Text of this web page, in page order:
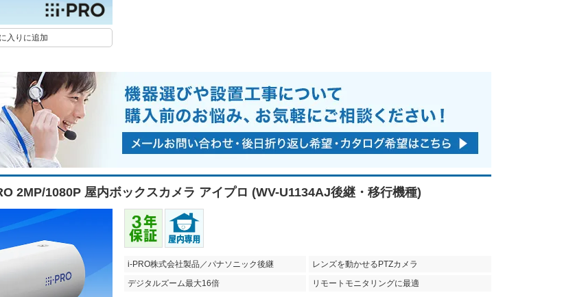
入りに追加
2MP/1080P 屋内ボックスカメラ アイプロ (WV-U1134AJ後継・移行機種)
i-PRO株式会社製品／パナソニック後継
レンズを動かせるPTZカメラ
デジタルズーム最大16倍
リモートモニタリングに最適